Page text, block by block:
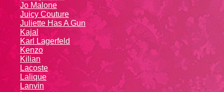
Jo Malone
Juicy Couture
Juliette Has A Gun
Kajal
Karl Lagerfeld
Kenzo
Kiliаn
Lacoste
Lalique
Lanvin